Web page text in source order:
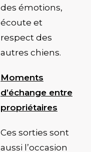
des émotions,
écoute et
respect des
autres chiens.
Moments
d’échange entre
propriétaires
Ces sorties sont
aussi l’occasion